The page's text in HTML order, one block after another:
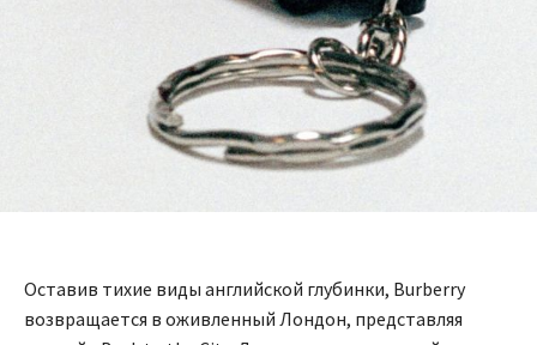
Оставив тихие виды английской глубинки, Burberry
возвращается в оживленный Лондон, представляя